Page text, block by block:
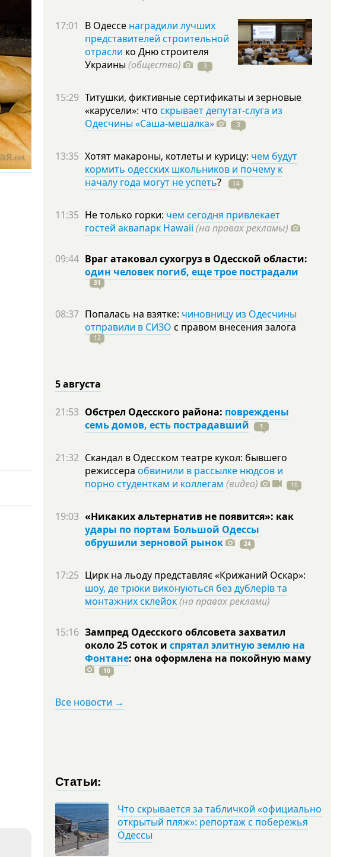
17:01 В Одессе наградили лучших
представителей строительной
отрасли ко Дню строителя
Украины (общество) 3
15:29 Титушки, фиктивные сертификаты и зерновые
«карусели»: что скрывает депутат-слуга из
Одесчины «Саша-мешалка»
3
13:35 Хотят макароны, котлеты и курицу: чем будут
кормить одесских школьников и почему к
началу года могут не успеть? 14
11:35 Не только горки: чем сегодня привлекает
гостей аквапарк Hawaii (на правах рекламы)
09:44 Враг атаковал сухогруз в Одесской области:
один человек погиб, еще трое пострадали
31
08:37 Попалась на взятке: чиновницу из Одесчины
отправили в СИЗО с правом внесения залога
12
5 августа
21:53 Обстрел Одесского района: повреждены
семь домов, есть пострадавший
1
21:32 Скандал в Одесском театре кукол: бывшего
режиссера обвинили в рассылке нюдсов и
порно студенткам и коллегам (видео) 10
19:03 «Никаких альтернатив не появится»: как
удары по портам Большой Одессы
обрушили зерновой рынок
24
17:25 Цирк на льоду представляє «Крижаний Оскар»:
шоу, де трюки виконуються без дублерів та
монтажних склейок(на правах реклами)
15:16 Зампред Одесского облсовета захватил
около 25 соток и спрятал элитную землю на
Фонтане: она оформлена на покойную маму
10
Все новости →
Статьи:
Что скрывается за табличкой «официально
открытый пляж»: репортаж с побережья
Одессы